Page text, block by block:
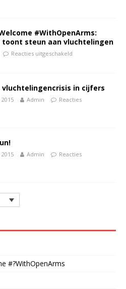
#WithOpenArms:
toont steun aan vluchtelingen
Reacties uitgeschakeld
vluchtelingencrisis in cijfers
Admin
Reacties
Admin
Reacties
#?WithOpenArms